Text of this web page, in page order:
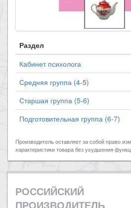
Раздел
Кабинет психолога
Средняя группа (4-5)
Старшая группа (5-6)
Подготовительная группа (6-7)
Производитель оставляет за собой право
характеристики товара без ухудшения
РОССИЙСКИЙ
ПРОИЗВОДИТЕЛЬ